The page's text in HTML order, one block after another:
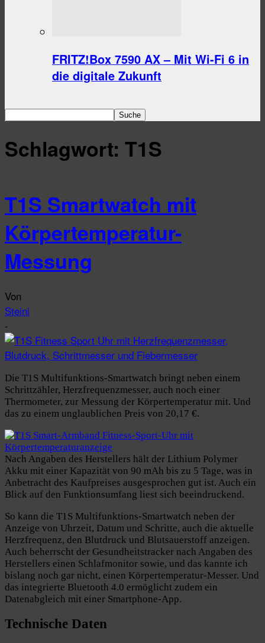
FRITZ!Box 7590 AX – Mit Wi-Fi 6 in
die digitale Zukunft
Schlagwort: T1S
T1S Smartwatch mit
Körpertemperatur-
Messung
Von
Steini
-
Die T1S Multifunktions-Smartwatch bringt neben einem
Schrittzähler, Herzfrequenzmesser, auch noch einer
Thermometer, zur Messung der Körpertemperatur mit. Und
das zu einem unglaublichen Preis von 20,17 €.
Nach Angaben des Herstellers hält der Lithium Polymer
Akku mit einer Kapazität von 90 mAh bis zu 5 Tage, was in
Anbetracht des Kaufpreises ausgesprochen gut ist. Auch ein
Blick auf den Funktionsumfang liest sich beeindruckend.
So kann die T1S Multifunktions-Smartwatch neben der
Anzeige von Uhrzeit, Datum und Schritte, auch die aktuelle
Herzfrequenz, den Blutdruck und Blutsauerstoff anzeigen.
Auch beherrscht der Gesundheitstracker nach Angaben des
Herstellers einen Schlafmonitor sowie, und das kannte ich
bislang noch gar nicht, einen Körpertemperatur-Messer. Und
das integrierte Bluetooth 4.0 ermöglicht zudem ein
Datenabgleich mit einer Smartphone-App.
Technische Daten